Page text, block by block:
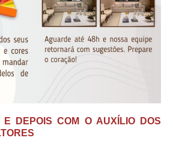
DEPOIS COM O AUXÍLIO DOS